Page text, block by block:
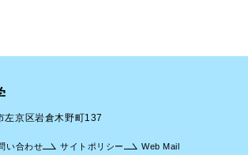
京区岩倉木野町137
い合わせ サイトポリシー Web Mail